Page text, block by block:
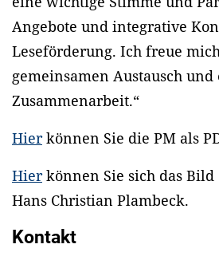
Angebote und integrative
Leseförderung. Ich freue
gemeinsamen Austausch
Zusammenarbeit.“
Hierkönnen Sie die PM als
Hierkönnen Sie sich das
Hans Christian Plambeck.
Kontakt